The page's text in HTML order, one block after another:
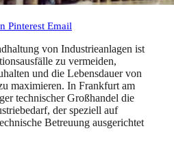
Pinterest Email
von Industrieanlagen ist
zu vermeiden,
und die Lebensdauer von
maximieren. In Frankfurt am
technischer Großhandel die
der speziell auf
Betreuung ausgerichtet